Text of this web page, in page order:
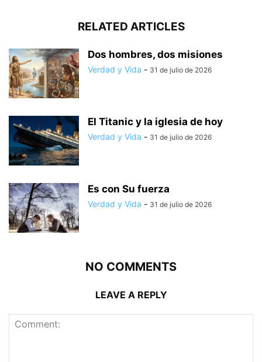
RELATED ARTICLES
Dos hombres, dos misiones
Verdad y Vida - 31 de julio de 2026
El Titanic y la iglesia de hoy
Verdad y Vida - 31 de julio de 2026
Es con Su fuerza
Verdad y Vida - 31 de julio de 2026
NO COMMENTS
LEAVE A REPLY